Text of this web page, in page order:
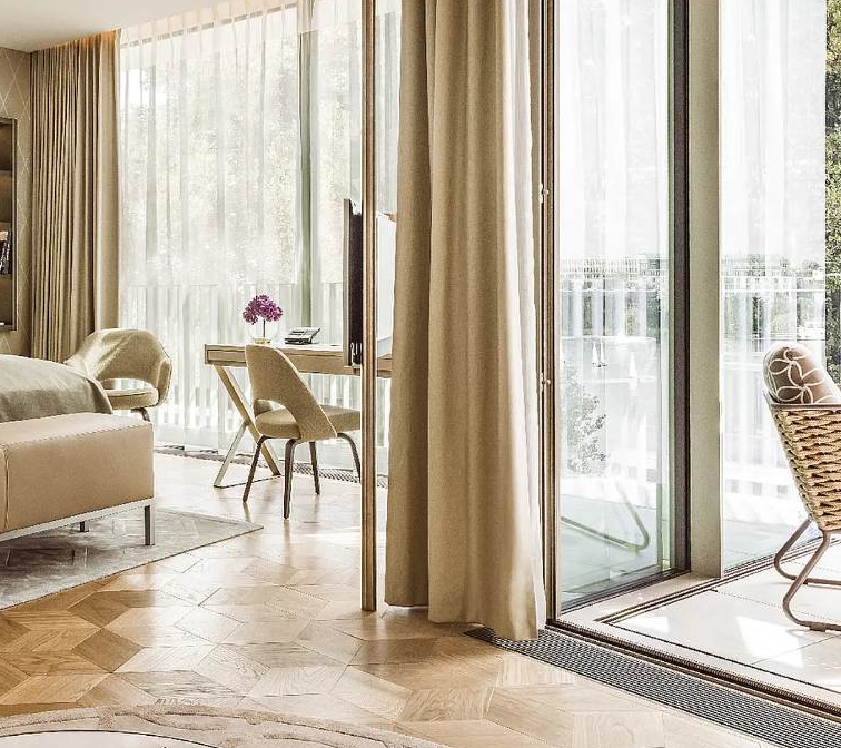
Ankerschiene JXA W, gezahnt
Ankerschiene JXA PC W, gezahnt
Ankerschiene JZA K, gezahnt
Montageschienen
Zurück
Montageschienen
Montageschiene JM W
Montageschiene JM K
Montageschiene JML K, gelocht
Montageschiene JXM W, gezahnt
Montageschiene JZM K, gezahnt
Montageschiene JZML K, gezahnt & gelocht
Geländerbefestigungsschienen
Zurück Geländerbefestigungsschienen
Geländerbefestigungsschiene JGB
Spezialschrauben
Zurück
Spezialschrauben
Hakenkopfschraube JA
Hakenkopfschraube JB
Sollbruchschraube JB-SB
Hakenkopfschraube JC
Hammerkopfschraube JD
Hammerkopfschraube JG
Hammerkopfschraube JH
Sollbruchschraube JH-SB
Doppelkerbzahnschraube JKB